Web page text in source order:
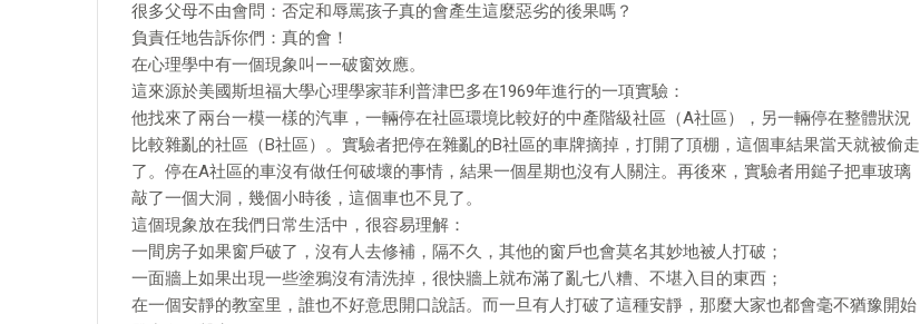
很多父母不由會問：否定和辱罵孩子真的會產生這麼惡劣的後果嗎？
負責任地告訴你們：真的會！
在心理學中有一個現象叫——破窗效應。
這來源於美國斯坦福大學心理學家菲利普津巴多在1969年進行的一項實驗：
他找來了兩台一模一樣的汽車，一輛停在社區環境比較好的中產階級社區（A社區），另一輛停在整體狀況
比較雜亂的社區（B社區）。實驗者把停在雜亂的B社區的車牌摘掉，打開了頂棚，這個車結果當天就被偷走
了。停在A社區的車沒有做任何破壞的事情，結果一個星期也沒有人關注。再後來，實驗者用鎚子把車玻璃
敲了一個大洞，幾個小時後，這個車也不見了。
這個現象放在我們日常生活中，很容易理解：
一間房子如果窗戶破了，沒有人去修補，隔不久，其他的窗戶也會莫名其妙地被人打破；
一面牆上如果出現一些塗鴉沒有清洗掉，很快牆上就布滿了亂七八糟、不堪入目的東西；
在一個安靜的教室里，誰也不好意思開口說話。而一旦有人打破了這種安靜，那麼大家也都會毫不猶豫開始